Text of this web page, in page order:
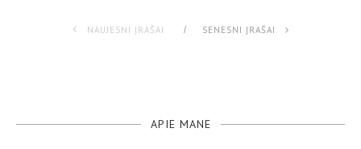
NAUJESNI ĮRAŠAI SENESNI ĮRAŠAI
APIE MANE